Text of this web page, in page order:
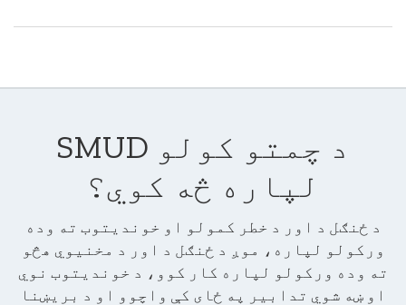
SMUD د چمتو کولو
لپاره څه کوي؟
د ځنګل د اور د خطر کمولو او خوندیتوب ته وده
ورکولو لپاره، موږ د ځنګل د اور د مخنیوي هڅو
ته وده ورکولو لپاره کار کوو، د خوندیتوب نوي
او ښه شوي تدابیر په ځای کې واچوو او د بریښنا